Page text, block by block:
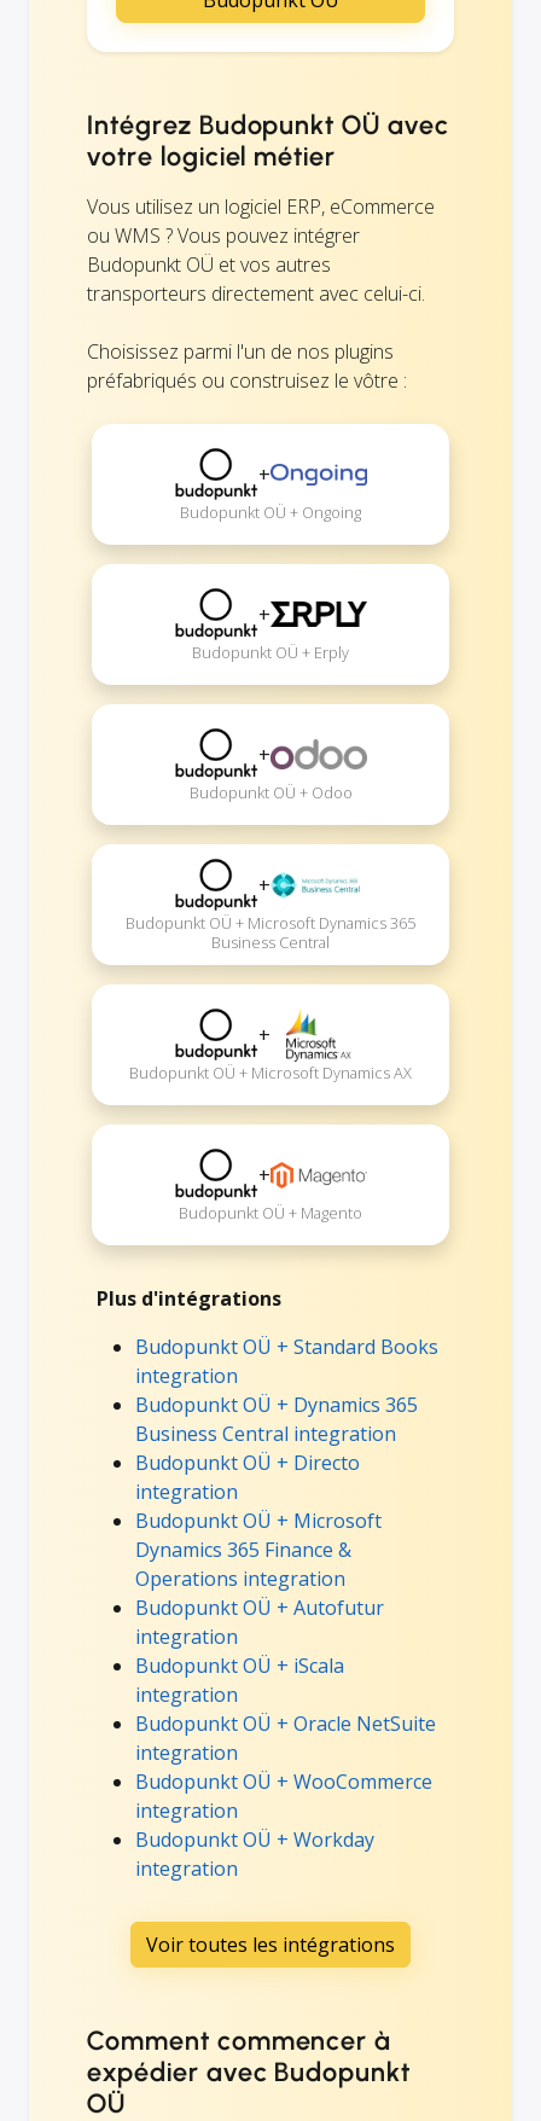
Intégrez Budopunkt OÜ avec
votre logiciel métier
Vous utilisez un logiciel ERP, eCommerce
ou WMS ? Vous pouvez intégrer
Budopunkt OÜ et vos autres
transporteurs directement avec celui-ci.
Choisissez parmi l'un de nos plugins
préfabriqués ou construisez le vôtre :
+
Budopunkt OÜ + Ongoing
+
Budopunkt OÜ + Erply
+
Budopunkt OÜ + Odoo
+
Budopunkt OÜ + Microsoft Dynamics 365
Business Central
+
Budopunkt OÜ + Microsoft Dynamics AX
+
Budopunkt OÜ + Magento
Plus d'intégrations
Budopunkt OÜ + Standard Books
integration
Budopunkt OÜ + Dynamics 365
Business Central integration
Budopunkt OÜ + Directo
integration
Budopunkt OÜ + Microsoft
Dynamics 365 Finance &
Operations integration
Budopunkt OÜ + Autofutur
integration
Budopunkt OÜ + iScala
integration
Budopunkt OÜ + Oracle NetSuite
integration
Budopunkt OÜ + WooCommerce
integration
Budopunkt OÜ + Workday
integration
Voir toutes les intégrations
Comment commencer à
expédier avec Budopunkt
OÜ